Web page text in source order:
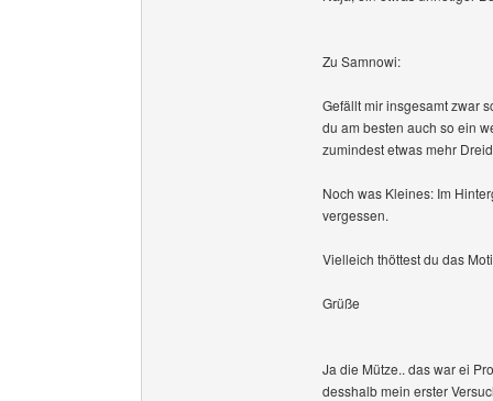
Zu Samnowi:
Gefällt mir insgesamt zwar
du am besten auch so ein
zumindest etwas mehr
Noch was Kleines: Im
vergessen.
Vielleich thöttest du das
Grüße
Ja die Mütze.. das war ei
desshalb mein erster